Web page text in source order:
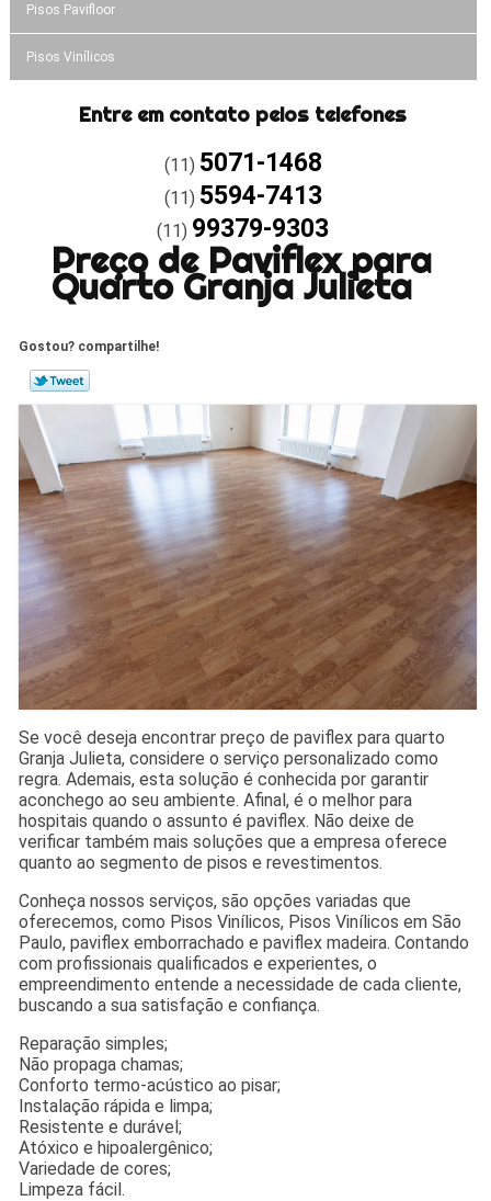
Pisos Pavifloor
Pisos Vinílicos
Entre em contato pelos telefones
(11) 5071-1468
(11) 5594-7413
(11) 99379-9303
Preço de Paviflex para
Quarto Granja Julieta
Gostou? compartilhe!
Se você deseja encontrar preço de paviflex para quarto
Granja Julieta, considere o serviço personalizado como
regra. Ademais, esta solução é conhecida por garantir
aconchego ao seu ambiente. Afinal, é o melhor para
hospitais quando o assunto é paviflex. Não deixe de
verificar também mais soluções que a empresa oferece
quanto ao segmento de pisos e revestimentos.
Conheça nossos serviços, são opções variadas que
oferecemos, como Pisos Vinílicos, Pisos Vinílicos em São
Paulo, paviflex emborrachado e paviflex madeira. Contando
com profissionais qualificados e experientes, o
empreendimento entende a necessidade de cada cliente,
buscando a sua satisfação e confiança.
Reparação simples;
Não propaga chamas;
Conforto termo-acústico ao pisar;
Instalação rápida e limpa;
Resistente e durável;
Atóxico e hipoalergênico;
Variedade de cores;
Limpeza fácil.